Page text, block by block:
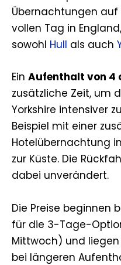
Übernachtungen auf
vollen Tag in
sowohl Hull als auch
Ein Aufenthalt von 4
zusätzliche Zeit, um
Yorkshire intensiver
Beispiel mit einer
Hotelübernachtung
zur Küste. Die
dabei unverändert.
Die Preise beginnen
für die 3-Tage-
Mittwoch) und
bei längeren